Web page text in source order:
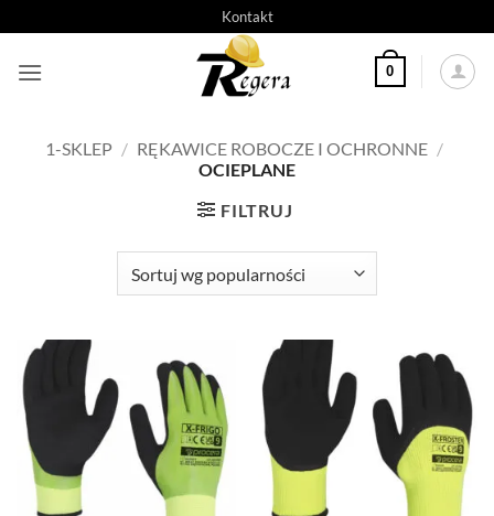
do
treści
Kontakt
0
1-SKLEP / RĘKAWICE ROBOCZE I OCHRONNE /
OCIEPLANE
FILTRUJ